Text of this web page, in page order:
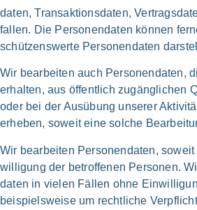
daten, Transaktions­daten,
fal­len. Die Personen­daten kön­nen
schützens­werte Personen­daten
Wir bear­bei­ten auch Personen­daten,
erhal­ten, aus öffent­lich zugäng­lichen
oder bei der Aus­übung unse­rer
erhe­ben, soweit eine sol­che
Wir bear­bei­ten Personen­daten,
willigung der betrof­fe­nen Per­so­nen.
daten in vie­len Fäl­len ohne
beispiels­weise um recht­li­che